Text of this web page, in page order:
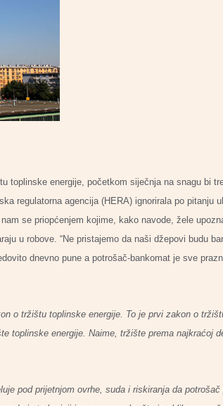
toplinske energije, početkom siječnja na snagu bi
regulatorna agencija (HERA) ignorirala po pitanju
se priopćenjem kojime, kako navode, žele
u robove. “Ne pristajemo da naši džepovi budu
dnevno pune a potrošač-bankomat je sve
o tržištu toplinske energije. To je prvi zakon o
toplinske energije. Naime, tržište prema najkraćoj
pod prijetnjom ovrhe, suda i riskiranja da